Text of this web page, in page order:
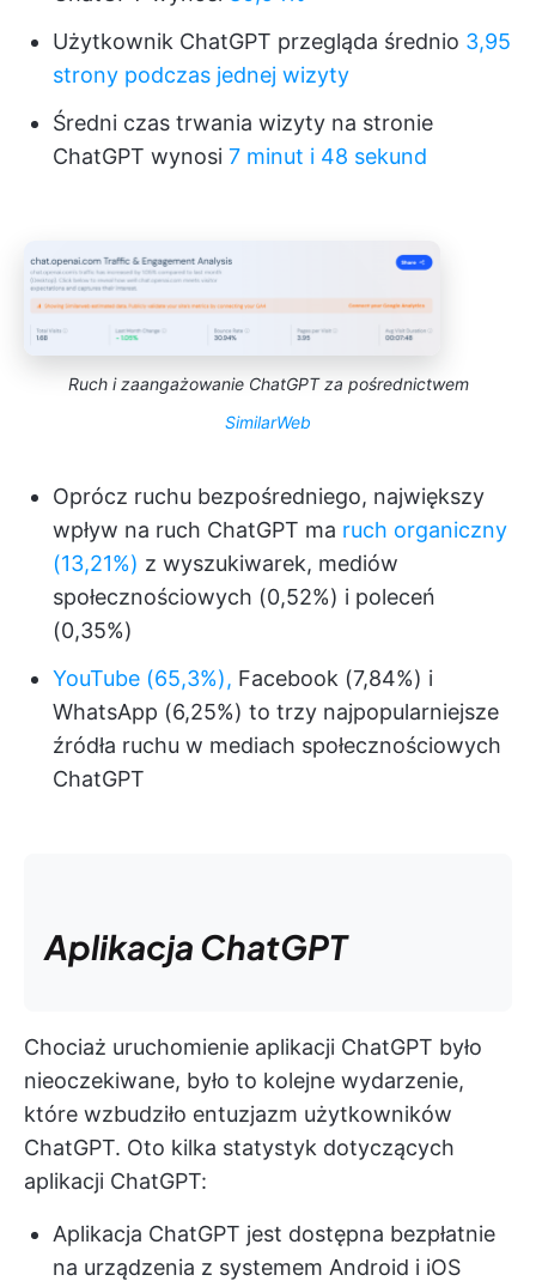
Użytkownik ChatGPT przegląda średnio 3,95
strony podczas jednej wizyty
Średni czas trwania wizyty na stronie
ChatGPT wynosi 7 minut i 48 sekund
Ruch i zaangażowanie ChatGPT za pośrednictwem
SimilarWeb
Oprócz ruchu bezpośredniego, największy
wpływ na ruch ChatGPT ma ruch organiczny
(13,21%) z wyszukiwarek, mediów
społecznościowych (0,52%) i poleceń
(0,35%)
YouTube (65,3%), Facebook (7,84%) i
WhatsApp (6,25%) to trzy najpopularniejsze
źródła ruchu w mediach społecznościowych
ChatGPT
Aplikacja ChatGPT
Chociaż uruchomienie aplikacji ChatGPT było
nieoczekiwane, było to kolejne wydarzenie,
które wzbudziło entuzjazm użytkowników
ChatGPT. Oto kilka statystyk dotyczących
aplikacji ChatGPT:
Aplikacja ChatGPT jest dostępna bezpłatnie
na urządzenia z systemem Android i iOS